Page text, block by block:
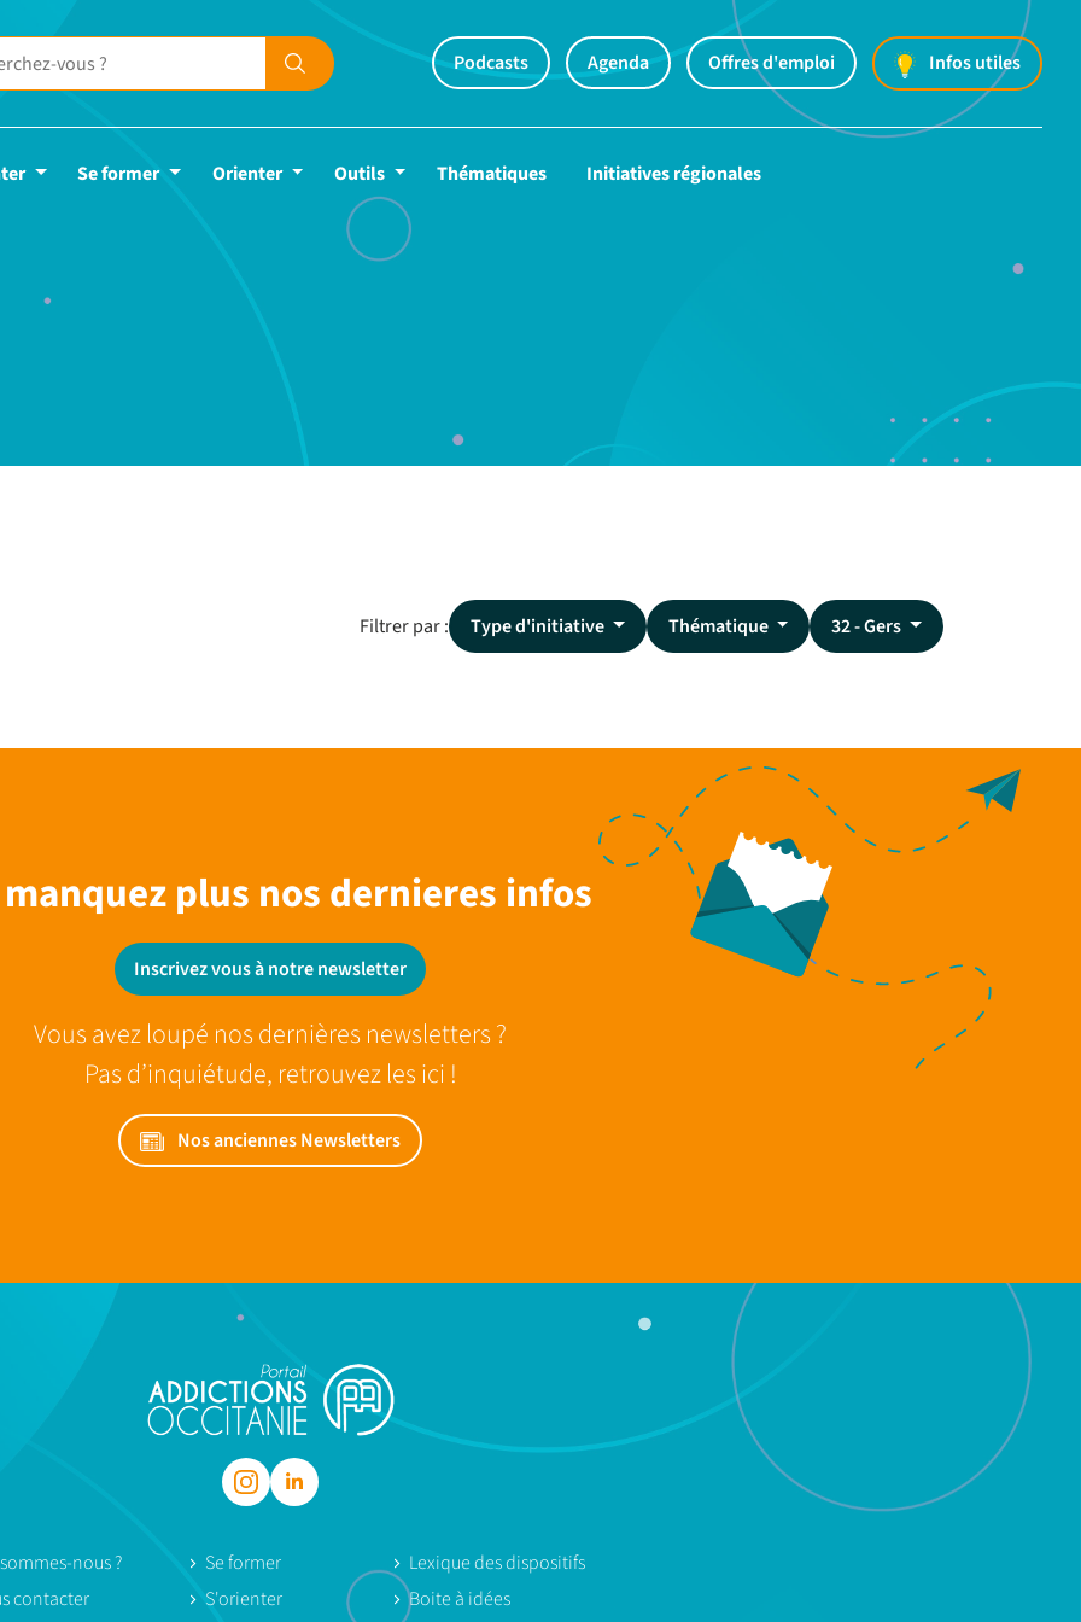
Podcasts Agenda Offres d'emploi Infos utiles
Se former Orienter Outils Thématiques Initiatives régionales
Filtrer par : Type d'initiative Thématique 32 - Gers
plus nos dernieres infos
Inscrivez vous à notre newsletter
Vous avez loupé nos dernières newsletters ?
Pas d’inquiétude, retrouvez les ici !
Nos anciennes Newsletters
nous ?
contacter
Se former
S'orienter
Lexique des dispositifs
Boite à idées